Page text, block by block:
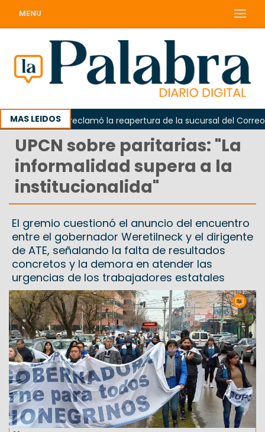
MENU
MAS LEIDOS
Odarda reclamó la reapertura de la sucursal del Correo
UPCN sobre paritarias: "La
informalidad supera a la
institucionalida"
El gremio cuestionó el anuncio del encuentro
entre el gobernador Weretilneck y el dirigente
de ATE, señalando la falta de resultados
concretos y la demora en atender las
urgencias de los trabajadores estatales